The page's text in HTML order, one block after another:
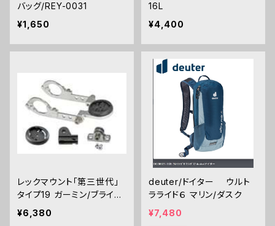
バッグ/REY-0031
¥1,650
16L
¥4,400
レックマウント「第三世代」
タイプ19 ガーミン/ブライト
ン Rider用 コンボマウント
(タイプ2 ) シルバー色
¥6,380
deuter/ドイター ウルト
ラライド６ マリン/ダスク
¥7,480